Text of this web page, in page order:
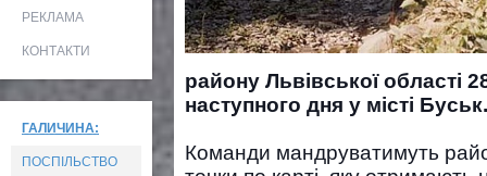
РЕКЛАМА
КОНТАКТИ
ГАЛИЧИНА:
ПОСПІЛЬСТВО
району Львівської області
наступного дня у місті Буськ.
Команди мандруватимуть